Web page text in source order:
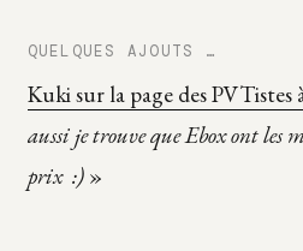
QUELQUES AJOUTS …
Kuki sur la page des
aussi je trouve que Ebox ont les
prix :)»